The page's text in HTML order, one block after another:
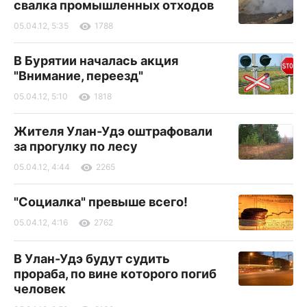
свалка промышленных отходов
05.04.12, 5:35 1788
В Бурятии началась акция
"Внимание, переезд"
05.04.12, 5:10 1818
Жителя Улан-Удэ оштрафовали
за прогулку по лесу
05.04.12, 4:44 2265
"Социалка" превыше всего!
05.04.12, 4:16 2762
В Улан-Удэ будут судить
прораба, по вине которого погиб
человек